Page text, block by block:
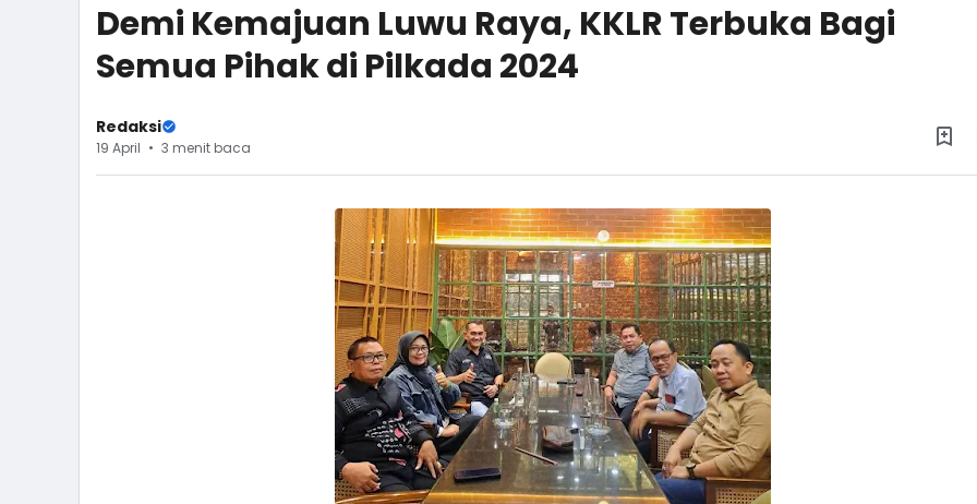
Demi Kemajuan Luwu Raya, KKLR Terbuka Bagi
Semua Pihak di Pilkada 2024
Redaksi
19 April 3 menit baca